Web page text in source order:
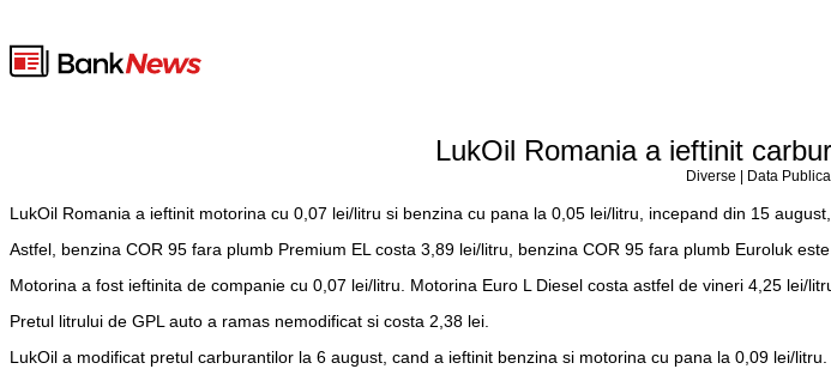
LukOil Romania a ieftinit
Diverse | Data
LukOil Romania a ieftinit motorina cu 0,07 lei/litru si benzina cu pana la 0,05 lei/litru, incepand din 15
Astfel, benzina COR 95 fara plumb Premium EL costa 3,89 lei/litru, benzina COR 95 fara plumb Euroluk
Motorina a fost ieftinita de companie cu 0,07 lei/litru. Motorina Euro L Diesel costa astfel de vineri 4,25 lei/
Pretul litrului de GPL auto a ramas nemodificat si costa 2,38 lei.
LukOil a modificat pretul carburantilor la 6 august, cand a ieftinit benzina si motorina cu pana la 0,09 lei/litru.